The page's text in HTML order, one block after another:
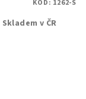
Skladem v ČR
KÓD: 1262-S